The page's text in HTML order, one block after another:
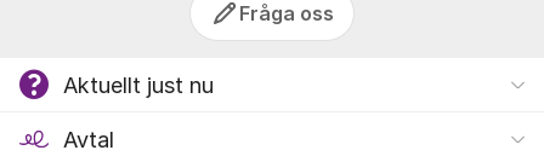
Fråga oss
Aktuellt just nu
Avtal